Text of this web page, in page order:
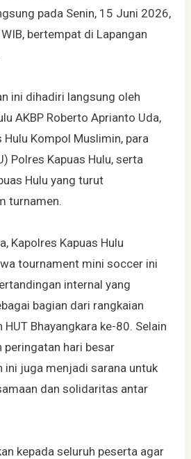
pada Senin, 15 Juni 2026,
bertempat di Lapangan
ini dihadiri langsung oleh
AKBP Roberto Aprianto Uda,
Hulu Kompol Muslimin, para
Polres Kapuas Hulu, serta
Hulu yang turut
turnamen.
Kapolres Kapuas Hulu
tournament mini soccer ini
internal yang
bagian dari rangkaian
Bhayangkara ke-80. Selain
peringatan hari besar
ini juga menjadi sarana untuk
dan solidaritas antar
kepada seluruh peserta agar